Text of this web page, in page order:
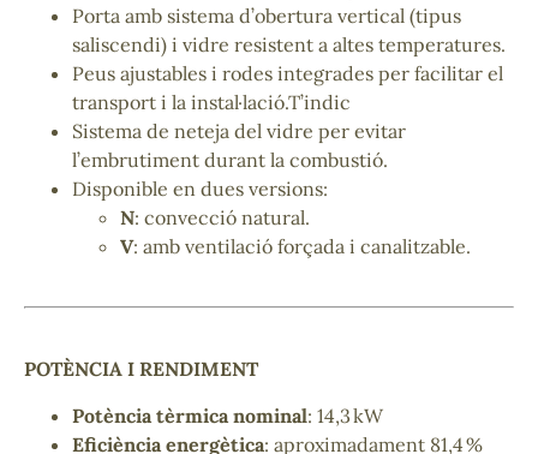
Porta amb sistema d’obertura vertical (tipus
saliscendi) i vidre resistent a altes temperatures.
Peus ajustables i rodes integrades per facilitar el
transport i la instal·lació.T’indic
Sistema de neteja del vidre per evitar
l’embrutiment durant la combustió.
Disponible en dues versions:
N: convecció natural.
V: amb ventilació forçada i canalitzable.
POTÈNCIA I RENDIMENT
Potència tèrmica nominal: 14,3 kW
Eficiència energètica: aproximadament 81,4 %